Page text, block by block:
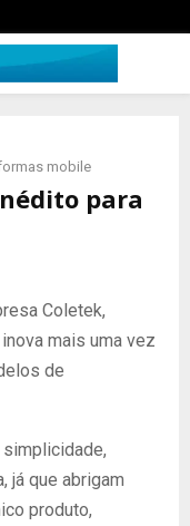
mobile
para
Coletek,
mais uma vez
de
já que abrigam
produto,